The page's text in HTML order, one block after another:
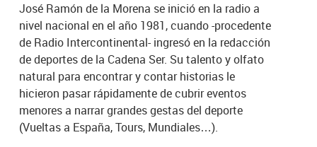
José Ramón de la Morena se inició en la radio a
nivel nacional en el año 1981, cuando -procedente
de Radio Intercontinental- ingresó en la redacción
de deportes de la Cadena Ser. Su talento y olfato
natural para encontrar y contar historias le
hicieron pasar rápidamente de cubrir eventos
menores a narrar grandes gestas del deporte
(Vueltas a España, Tours, Mundiales…).